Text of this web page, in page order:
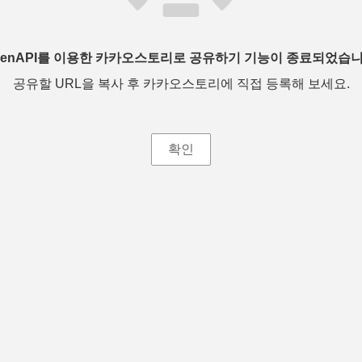
를 이용한 카카오스토리로 공유하기 기능이 종료되었습
공유할 URL을 복사 후 카카오스토리에 직접 등록해 보세요.
확인